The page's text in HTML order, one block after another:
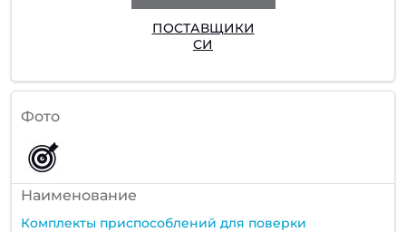
ПОСТАВЩИКИ
СИ
Фото
Наименование
Комплекты приспособлений для поверки